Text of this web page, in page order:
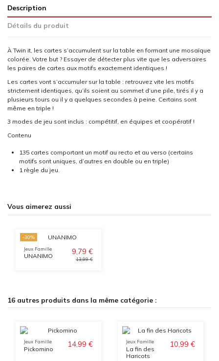
Description
Détails du produit
À Twin it, les cartes s’accumulent sur la table en formant une mosaïque
colorée. Votre but ? Essayer de détecter plus vite que les adversaires
les paires de cartes aux motifs exactement identiques !
Les cartes vont s’accumuler sur la table : retrouvez vite les motifs
strictement identiques, qu’ils soient au sommet d’une pile, tirés il y a
plusieurs tours ou il y a quelques secondes à peine. Certains sont
même en triple !
3 modes de jeu sont inclus : compétitif, en équipes et coopératif !
Contenu
135 cartes comportant un motif au recto et au verso (certains
motifs sont uniques, d’autres en double ou en triple)
1 règle du jeu.
Vous aimerez aussi
-30%
Jeux Famille
UNANIMO 9,79 €
13,99 €
16 autres produits dans la même catégorie :
Jeux Famille
Pickomino 14,99 € Jeux Famille
La fin des
Haricots
10,99 €